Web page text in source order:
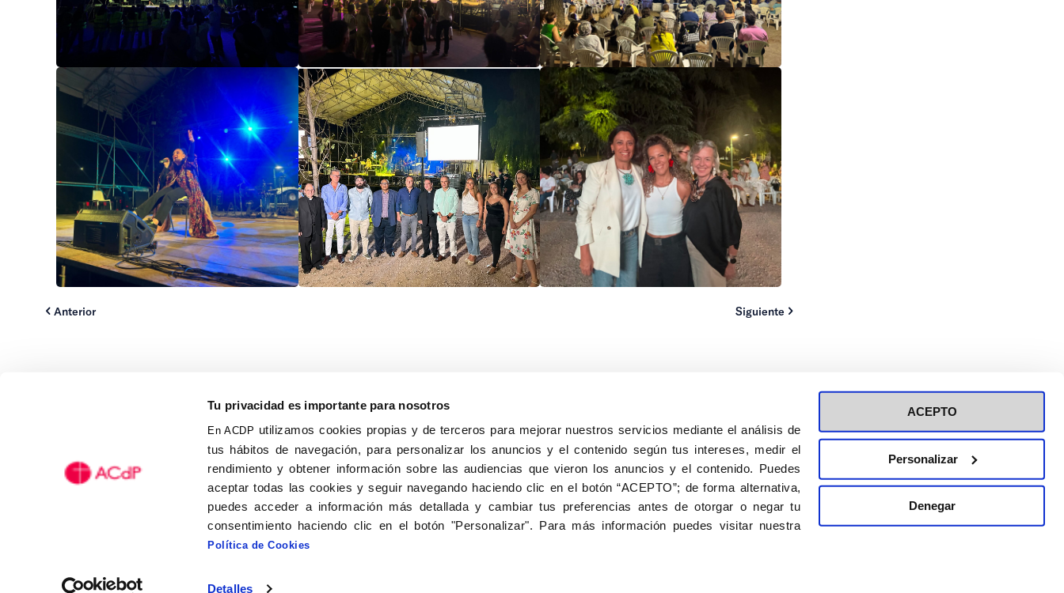
Tu privacidad es importante para nosotros
En ACDP utilizamos cookies propias y de terceros para mejorar nuestros servicios mediante el análisis de
tus hábitos de navegación, para personalizar los anuncios y el contenido según tus intereses, medir el
rendimiento y obtener información sobre las audiencias que vieron los anuncios y el contenido. Puedes
aceptar todas las cookies y seguir navegando haciendo clic en el botón “ACEPTO”; de forma alternativa,
puedes acceder a información más detallada y cambiar tus preferencias antes de otorgar o negar tu
consentimiento haciendo clic en el botón "Personalizar". Para más información puedes visitar nuestra
Política de Cookies
Detalles
ACEPTO
Personalizar
Denegar
Anterior Siguiente
Calle Isaac Peral, 58 C.P.: 28040, Madrid
Tel (+34) 91 456 63 27
Fax: (+34) 91 535 19 98
acdp@acdp.es
Aviso Legal Inscripción a eventos
Política de privacidad de RRSS
Política de cookies